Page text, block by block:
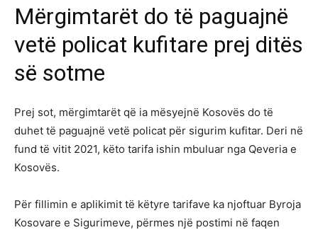
Mërgimtarët do të paguajnë
vetë policat kufitare prej ditës
së sotme
Prej sot, mërgimtarët që ia mësyejnë Kosovës do të
duhet të paguajnë vetë policat për sigurim kufitar. Deri në
fund të vitit 2021, këto tarifa ishin mbuluar nga Qeveria e
Kosovës.
Për fillimin e aplikimit të këtyre tarifave ka njoftuar Byroja
Kosovare e Sigurimeve, përmes një postimi në faqen